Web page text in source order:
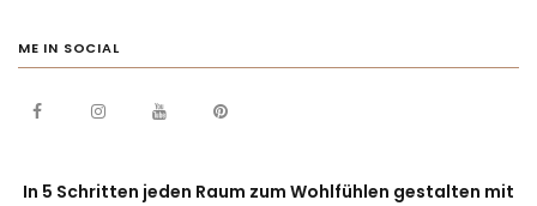
ME IN SOCIAL
In 5 Schritten jeden Raum zum Wohlfühlen gestalten mit